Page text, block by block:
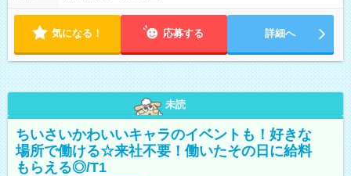
気になる！ 応募する 詳細へ
未読
ちいさいかわいいキャラのイベントも！好きな
場所で働ける☆来社不要！働いたその日に給料
もらえる◎/T1